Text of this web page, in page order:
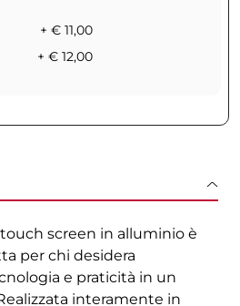
+ € 11,00
+ € 12,00
screen in alluminio è
per chi desidera
e praticità in un
interamente in